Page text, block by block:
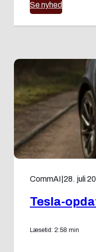
Se nyhed
CommAI 28. juli
Tesla-
Læsetid: 2:58 min